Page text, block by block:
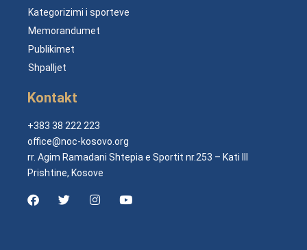
Kategorizimi i sporteve
Memorandumet
Publikimet
Shpalljet
Kontakt
+383 38 222 223
office@noc-kosovo.org
rr. Agim Ramadani Shtepia e Sportit nr.253 – Kati III
Prishtine, Kosove